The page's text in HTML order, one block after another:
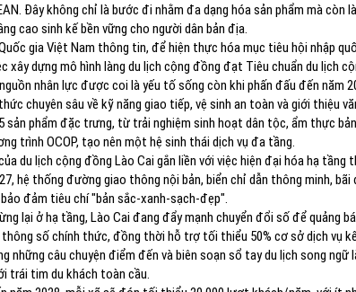
Đây không chỉ là bước đi nhằm đa dạng hóa sản phẩm mà còn
cao sinh kế bền vững cho người dân bản địa.
gia Việt Nam thông tin, để hiện thực hóa mục tiêu hội nhập
xây dựng mô hình làng du lịch cộng đồng đạt Tiêu chuẩn du lịch
nhân lực được coi là yếu tố sống còn khi phấn đấu đến năm
chuyên sâu về kỹ năng giao tiếp, vệ sinh an toàn và giới thiệu
sản phẩm đặc trưng, từ trải nghiệm sinh hoạt dân tộc, ẩm thực
trình OCOP, tạo nên một hệ sinh thái dịch vụ đa tầng.
du lịch cộng đồng Lào Cai gắn liền với việc hiện đại hóa hạ tầng
hệ thống đường giao thông nội bản, biển chỉ dẫn thông minh,
bảo đảm tiêu chí "bản sắc-xanh-sạch-đẹp".
lại ở hạ tầng, Lào Cai đang đẩy mạnh chuyển đổi số để quảng
số chính thức, đồng thời hỗ trợ tối thiểu 50% cơ sở dịch vụ
những câu chuyện điểm đến và biên soạn sổ tay du lịch song
trái tim du khách toàn cầu.